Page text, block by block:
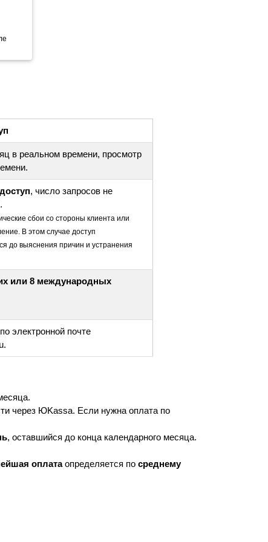
в реальном времени, просмотр
, число запросов не
сбои со стороны клиента или
В этом случае доступ
до выяснения причин и устранения
или 8 международных
по электронной почте
через ЮKassa. Если нужна оплата по
, оставшийся до конца календарного месяца.
оплатаопределяется по среднему